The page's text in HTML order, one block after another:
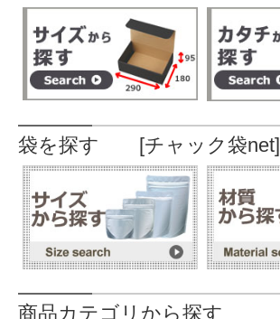
袋を探す [チャック袋net]
商品カテゴリから探す